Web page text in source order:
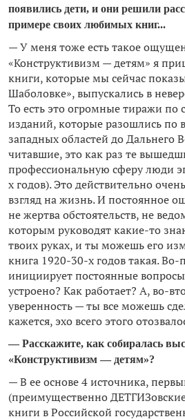
появились дети, и они решили
примере своих любимых книг...
— У меня тоже есть такое
«Конструктивизм — детям» я
книги, которые мы сейчас
Шаболовке», выпускались в
То есть это огромные тиражи по
изданий, которые разошлись по
западных областей до Дальнего
читавшие, это как раз те
профессиональную сферу люди
х годов). Это действительно
взгляд на жизнь. И постоянное
не жертва обстоятельств, не
которым руководят какие-то
твоих руках, и ты можешь его
книга 1920-30-х годов такая. Во-
инициирует постоянные
устроено? Как работает? А, во-
уверенность — ты все можешь
кажется, эхо всего этого
— Расскажите, как собиралась
«Конструктивизм — детям»?
— В ее основе 4 источника,
(преимущественно
книги в Российской